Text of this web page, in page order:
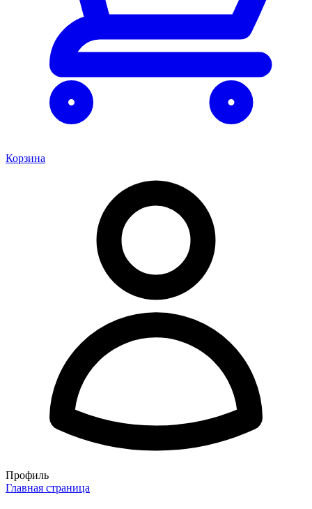
Корзина
Профиль
Главная страница